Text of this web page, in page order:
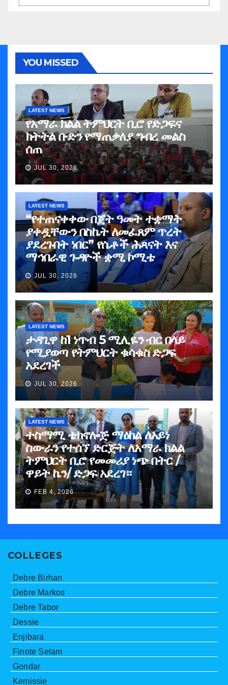
YOU MISSED
LATEST NEWS
የአማራ ክልል ትምህርት ቢሮ የድጋፍና
ክትትል ቡድን የማጠቃለያ ግብረ መልስ
ሰጠ
JUL 30, 2026
LATEST NEWS
“የተጠናቀቀው በጀት ዓመት ተቋማት
ያቀዷቸውን በስኬት ለመፈጸም ጥረት
ያደረጉበት ነበር” የሴቶች ሕጻናት እና
ማኅበራዊ ጉዳዮች ቋሚ ኮሚቴ
JUL 30, 2026
LATEST NEWS
ታዳጊዋ ከ1 ነጥብ 5 ሚሊዬን ብር በላይ
የሚያወጣ የትምህርት ቁሳቁስ ድጋፍ
አደረገች
JUL 30, 2026
LATEST NEWS
ተስማሚ ቴክኖሎጅ ማዕከል ለአይነ
ስውራን የተሰኘ ድርጅት ለአማራ ክልል
ትምህርት ቢሮ የመመሪያ ነጭ በትር /
ዋይት ኬን/ ድጋፍ አደረገ።
FEB 4, 2026
COLLEGES
Debre Birhan
Debre Markos
Debre Tabor
Dessie
Enjibara
Finote Selam
Gondar
Kemissie